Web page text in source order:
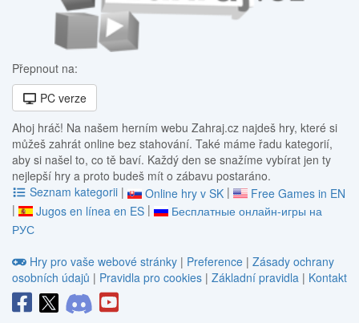
Přepnout na:
PC verze
Ahoj hráč! Na našem herním webu Zahraj.cz najdeš hry, které si
můžeš zahrát online bez stahování. Také máme řadu kategorií,
aby si našel to, co tě baví. Každý den se snažíme vybírat jen ty
nejlepší hry a proto budeš mít o zábavu postaráno.
Seznam kategorii | Online hry v SK |
Free Games in EN
|
Jugos en línea en ES |
Бесплатные онлайн-игры на
РУС
Hry pro vaše webové stránky | Preference | Zásady ochrany
osobních údajů | Pravidla pro cookies | Základní pravidla | Kontakt